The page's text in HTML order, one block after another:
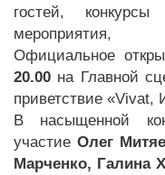
гостей,
мероприятия,
Официальное
20.00 на Главной
приветствие «Vivat,
В насыщенной
участие Олег
Марченко, Галина